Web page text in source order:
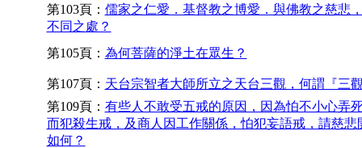
第103頁： 儒家之仁愛．基督教之博愛．與佛教之慈悲
不同之處？
第105頁： 為何菩薩的淨土在眾生？
第107頁： 天台宗智者大師所立之天台三觀，何謂『三
第109頁： 有些人不敢受五戒的原因，因為怕不小心弄
而犯殺生戒，及商人因工作關係，怕犯妄語戒，請慈悲
如何？